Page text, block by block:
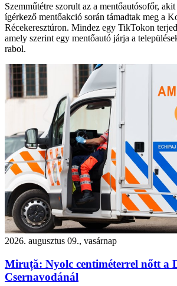
Szemműtétre szorult az a mentőautósofőr,
ígérkező mentőakció során támadtak meg a
Récekeresztúron. Mindez egy TikTokon
amely szerint egy mentőautó járja a
rabol.
2026. augusztus 09., vasárnap
Miruță: Nyolc centiméterrel nőtt a
Csernavodánál